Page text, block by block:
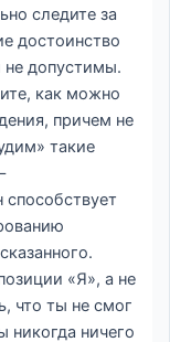
следите за
достоинство
не допустимы.
как можно
причем не
такие
«Я», а не
что ты не смог
никогда ничего